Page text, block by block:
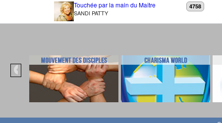
Touchée par la main du Maître
SANDI PATTY
4758